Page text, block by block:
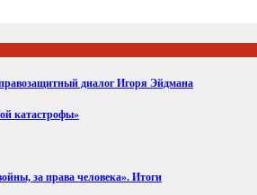
диалог Игоря Эйдмана
катастрофы»
за права человека». Итоги